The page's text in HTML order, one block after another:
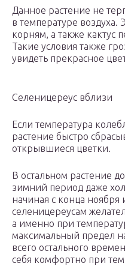
Данное растение не
в температуре воздуха.
корням, а также кактус
Такие условия также
увидеть прекрасное
Селеницереус вблизи
Если температура
растение быстро
открывшиеся цветки.
В остальном растение
зимний период даже
начиная с конца ноября
селеницереусам
а именно при
максимальный предел
всего остального
себя комфортно при